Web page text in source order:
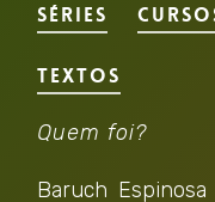
Séries
Textos
Quem foi?
Baruch